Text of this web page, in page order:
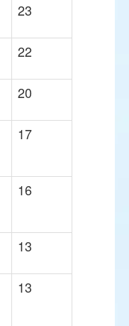
23
22
20
17
16
13
13